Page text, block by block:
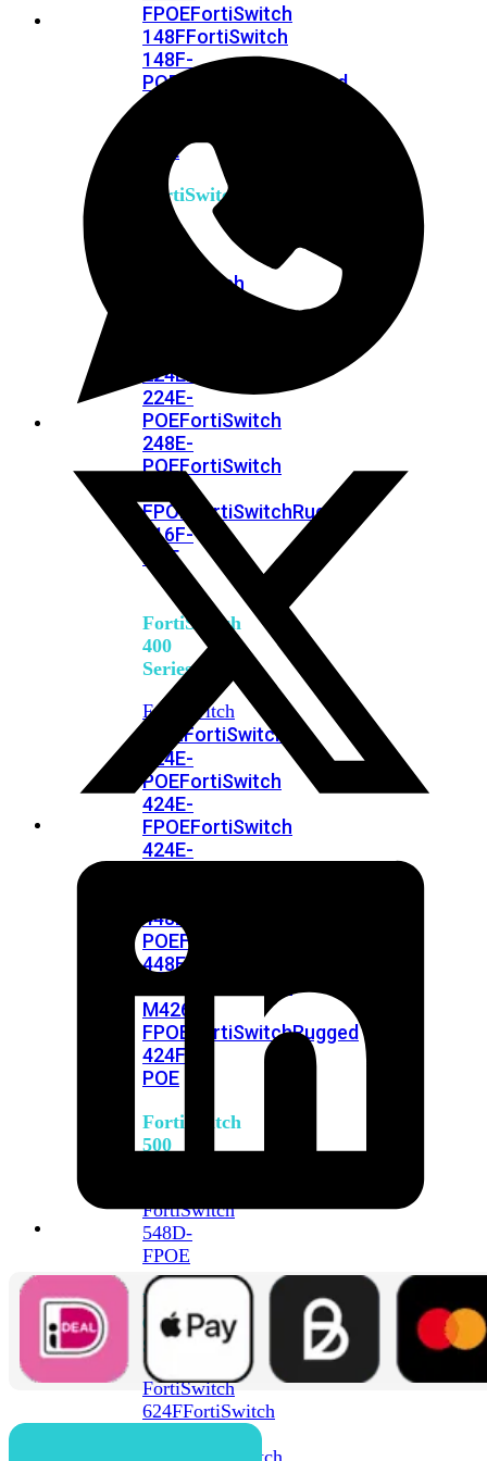
FPOEFortiSwitch
148FFortiSwitch
148F-
POE FortiSwitchRugged
108F
POE
FortiSwitch
Series
FortiSwitch
224E
224E-
POEFortiSwitch
248E-
POEFortiSwitch
248E-
FPOE
FortiSwitchRugged
216F-
POE
FortiSwitch
400
Series
FortiSwitch
424EFortiSwitch
424E-
POEFortiSwitch
424E-
FPOEFortiSwitch
424E-
448E-
POEFortiSwitch
448E-
M426E-
FPOE
FortiSwitchRugged
424F-
POE
FortiSwitch
500
FortiSwitch
548D-
FPOE
FortiSwitch
600
Series
FortiSwitch
624FFortiSwitch
FortiSwitch